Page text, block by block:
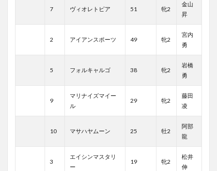
7 ヴィオレトピア 51 牝2
金山
昇
2 アイアンスポーツ 49 牝2
宮内
勇
5 フォルキャルゴ 38 牝2
岩橋
勇
9
マリナイズマイー
ル
29 牝2
藤田
凌
10 マサハヤムーン 25 牡2
阿部
龍
3
エイシンマスタリ
ー
19 牝2
松井
伸